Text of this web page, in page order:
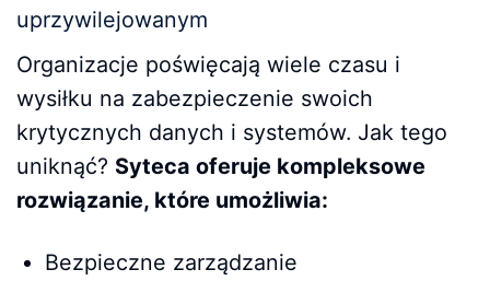
uprzywilejowanym
Organizacje poświęcają wiele czasu i
wysiłku na zabezpieczenie swoich
krytycznych danych i systemów. Jak tego
uniknąć? Syteca oferuje kompleksowe
rozwiązanie, które umożliwia:
Bezpieczne zarządzanie